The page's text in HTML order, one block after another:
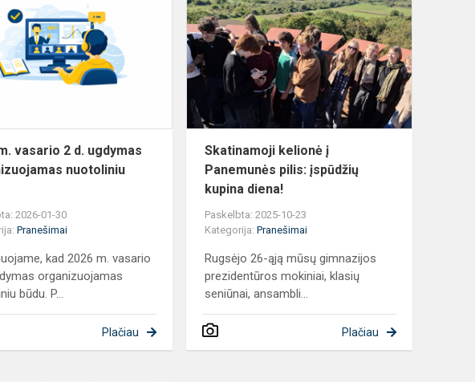
vasario
organizuojamas
nuotoliniu
vasario 2 d. ugdymas
nuotoliniu
2026-01-30
Pranešimai
kad 2026 m. vasario
organizuojamas
būdu. P...
Plačiau
kelionė
į
Panemunės
pilis:
kupina
Skatinamoji kelionė į
Panemunės pilis: įspūdžių
kupina diena!
Paskelbta: 2025-10-23
Kategorija:Pranešimai
Rugsėjo 26-ąją mūsų gimnazijos
prezidentūros mokiniai, klasių
seniūnai, ansambli...
Plačiau